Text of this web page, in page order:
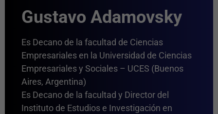
Gustavo Adamovsky
Es Decano de la facultad de Ciencias
Empresariales en la Universidad de Ciencias
Empresariales y Sociales – UCES (Buenos
Aires, Argentina)
Es Decano de la facultad y Director del
Instituto de Estudios e Investigación en